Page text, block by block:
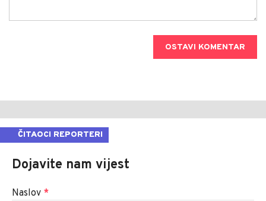
OSTAVI KOMENTAR
ČITAOCI REPORTERI
Dojavite nam vijest
Naslov *